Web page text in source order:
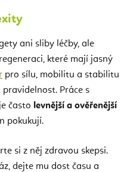
ani sliby léčby, ale
které mají jasný
pro sílu, mobilitu a stabilitu
Práce s
často levnější a ověřenější
pokukují.
si z něj zdravou skepsi.
dejte mu dost času a